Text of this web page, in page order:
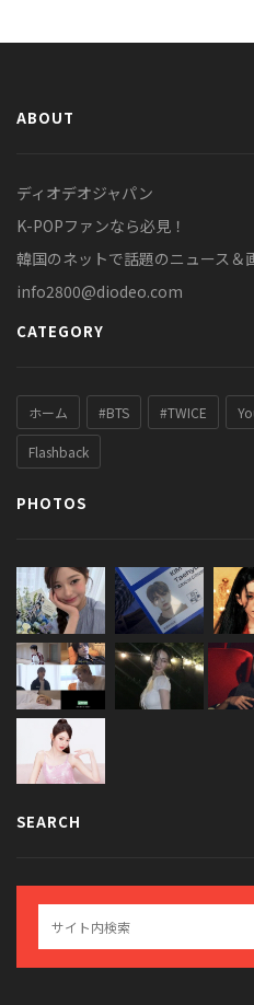
ABOUT
ディオデオジャパン
K-POPファンなら必見！
韓国のネットで話題のニュース＆
info2800@diodeo.com
CATEGORY
ホーム #BTS #TWICE
Flashback
PHOTOS
SEARCH